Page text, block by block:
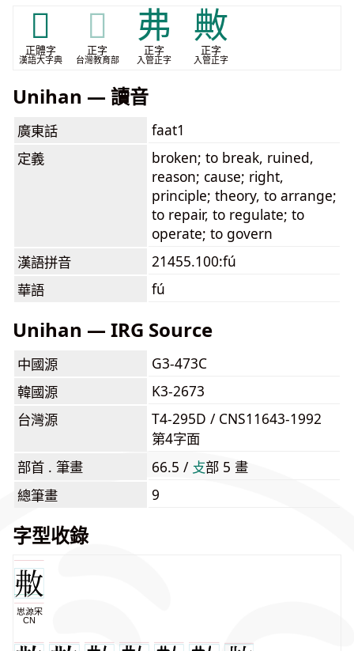
𣀣
正體字
漢語大字典
𣀣
正字
台灣教育部
弗
正字
入管正字
敟
正字
入管正字
Unihan — 讀音
廣東話
faat1
定義
broken; to break, ruined,
reason; cause; right,
principle; theory, to arrange;
to repair, to regulate; to
operate; to govern
漢語拼音
21455.100:fú
華語
fú
Unihan — IRG Source
中國源
G3-473C
韓國源
K3-2673
台灣源
T4-295D / CNS11643-1992
第4字面
部首 . 筆畫
66.5 / ⽁部 5 畫
總筆畫
9
字型收錄
思源宋
CN